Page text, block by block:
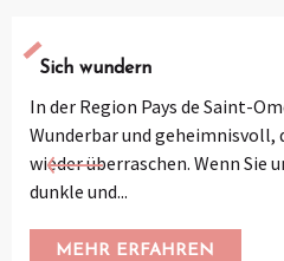
Sich wundern
In der Region Pays de Saint-
Wunderbar und geheimnisvoll,
wieder überraschen. Wenn Sie
dunkle und...
MEHR ERFAHREN